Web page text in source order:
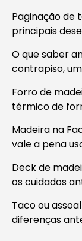
Paginação de
principais
O que saber
contrapiso,
Forro de
térmico de
Madeira na
vale a pena
Deck de
os cuidados
Taco ou
diferenças